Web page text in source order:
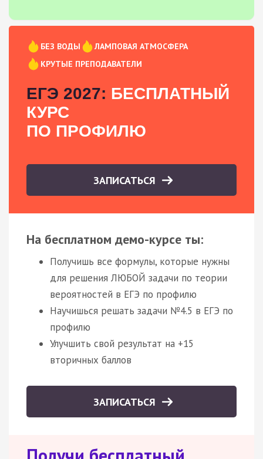
БЕЗ ВОДЫ
ЛАМПОВАЯ АТМОСФЕРА
КРУТЫЕ ПРЕПОДАВАТЕЛИ
ЕГЭ 2027: БЕСПЛАТНЫЙ
КУРС
ПО ПРОФИЛЮ
ЗАПИСАТЬСЯ
На бесплатном демо-курсе ты:
Получишь все формулы, которые нужны
для решения ЛЮБОЙ задачи по теории
вероятностей в ЕГЭ по профилю
Научишься решать задачи №4.5 в ЕГЭ по
профилю
Улучшить свой результат на +15
вторичных баллов
ЗАПИСАТЬСЯ